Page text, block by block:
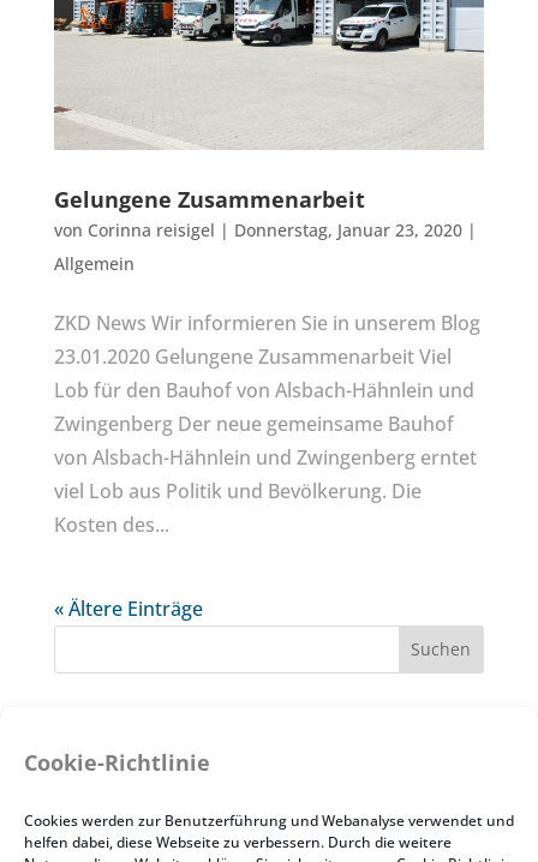
Cookie-Richtlinie
Cookies werden zur Benutzerführung und Webanalyse verwendet und
helfen dabei, diese Webseite zu verbessern. Durch die weitere
Gelungene Zusammenarbeit
von Corinna reisigel | Donnerstag, Januar 23, 2020|
Allgemein
ZKD News Wir informieren Sie in unserem Blog
23.01.2020 Gelungene Zusammenarbeit Viel
Lob für den Bauhof von Alsbach-Hähnlein und
Zwingenberg Der neue gemeinsame Bauhof
von Alsbach-Hähnlein und Zwingenberg erntet
viel Lob aus Politik und Bevölkerung. Die
Kosten des...
« Ältere Einträge
Zur Zeit sind keine Stellen ausgeschrieben.
Scheuergasse, Zwingenberg